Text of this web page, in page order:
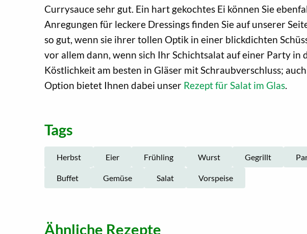
Currysauce sehr gut. Ein hart gekochtes Ei können Sie
Anregungen für leckere Dressings finden Sie auf unserer
so gut, wenn sie ihrer tollen Optik in einer blickdichten
vor allem dann, wenn sich Ihr Schichtsalat auf einer Party in
Köstlichkeit am besten in Gläser mit Schraubverschluss;
Option bietet Ihnen dabei unser Rezept für Salat im Glas
Tags
Herbst Eier Frühling Wurst Gegrillt
Buffet Gemüse Salat Vorspeise
Ähnliche Rezepte